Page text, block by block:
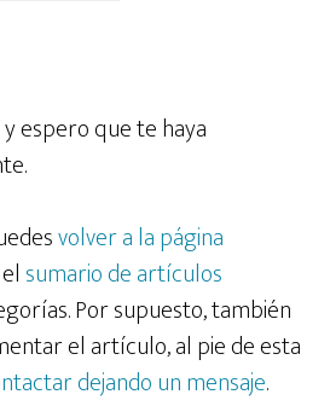
espero que te haya
volver a la página
sumario de artículos
Por supuesto, también
el artículo, al pie de esta
dejando un mensaje.